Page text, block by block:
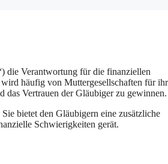
die Verantwortung für die finanziellen
häufig von Muttergesellschaften für
das Vertrauen der Gläubiger zu gewinnen.
bietet den Gläubigern eine zusätzliche
Schwierigkeiten gerät.